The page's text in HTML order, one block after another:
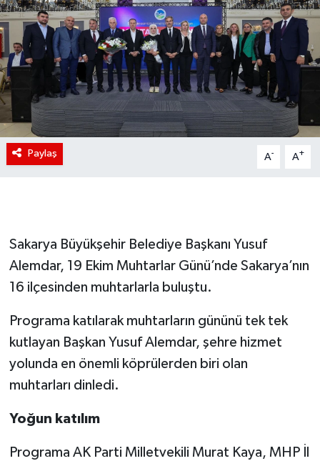
Paylaş A- A+
Sakarya Büyükşehir Belediye Başkanı Yusuf
Alemdar, 19 Ekim Muhtarlar Günü’nde Sakarya’nın
16 ilçesinden muhtarlarla buluştu.
Programa katılarak muhtarların gününü tek tek
kutlayan Başkan Yusuf Alemdar, şehre hizmet
yolunda en önemli köprülerden biri olan
muhtarları dinledi.
Yoğun katılım
Programa AK Parti Milletvekili Murat Kaya, MHP İl